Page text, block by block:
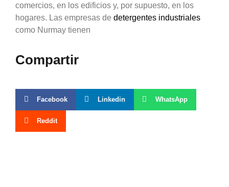
comercios, en los edificios y, por supuesto, en los
hogares. Las empresas de detergentes industriales
como Nurmay tienen
Compartir
Facebook Linkedin WhatsApp
Reddit